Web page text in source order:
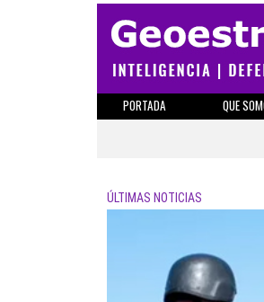
PORTADA QUE
ÚLTIMAS NOTICIAS